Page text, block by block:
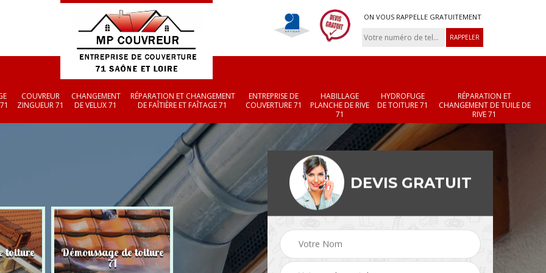
ON VOUS RAPPELLE GRATUITEMENT
COUVREUR
ZINGUEUR 71
CHANGEMENT
DE VELUX 71
RÉPARATION ET CHANGEMENT
DE FAÎTIÈRE ET FAÎTAGE 71
ENTREPRISE DE
COUVERTURE 71
HABILLAGE
PLANCHE DE RIVE
71
HYDROFUGE
DE TOITURE 71
RÉPARATION ET
CHANGEMENT DE TUILE DE
RIVE 71
toiture Démoussage de toiture
71 Couvreur zingueur 71 Changement de velux
71
Réparation et
changement de
et faîtage 71
DEVIS GRATUIT